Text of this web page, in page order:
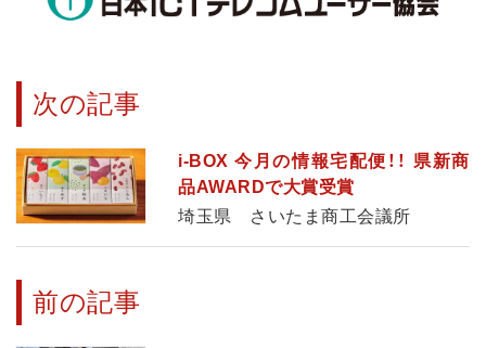
次の記事
i-BOX 今月の情報宅配便！！ 県新商
品AWARDで大賞受賞
埼玉県 さいたま商工会議所
前の記事